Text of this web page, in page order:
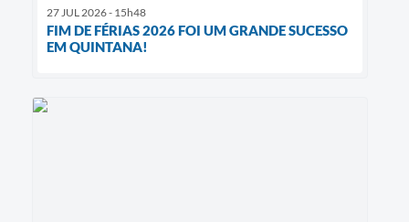
27 JUL 2026 - 15h48
FIM DE FÉRIAS 2026 FOI UM GRANDE SUCESSO
EM QUINTANA!